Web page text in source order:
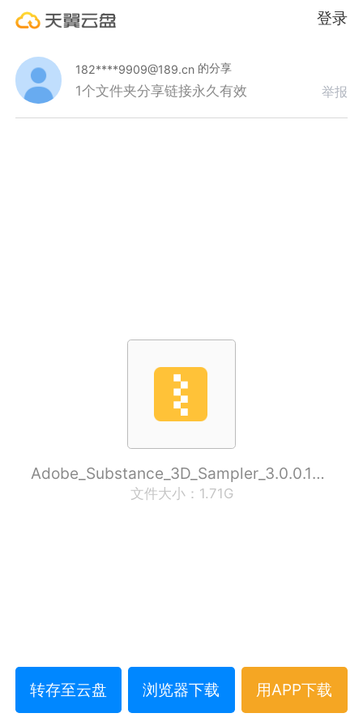
登录
182****9909@189.cn 的分享
1个文件夹分享链接永久有效 举报
Adobe_Substance_3D_Sampler_3.0.0.186_SP_20210624.zip
文件大小：1.71G
转存至云盘 浏览器下载 用APP下载